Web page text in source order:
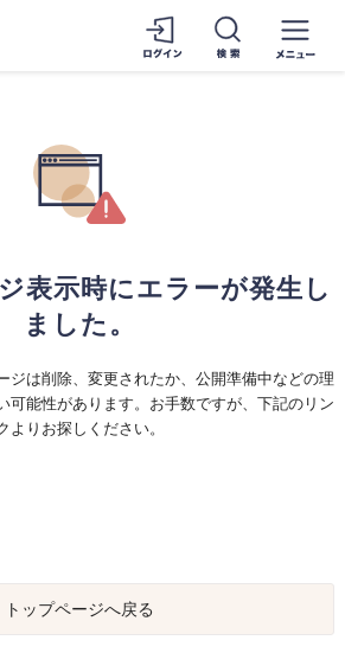
表示時にエラーが発生し
ました。
ジは削除、変更されたか、公開準備中などの理
可能性があります。お手数ですが、下記のリン
よりお探しください。
トップページへ戻る